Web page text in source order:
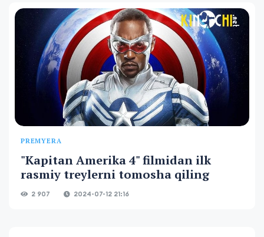
PREMYERA
"Kapitan Amerika 4" filmidan ilk
rasmiy treylerni tomosha qiling
2 907 2024-07-12 21:16